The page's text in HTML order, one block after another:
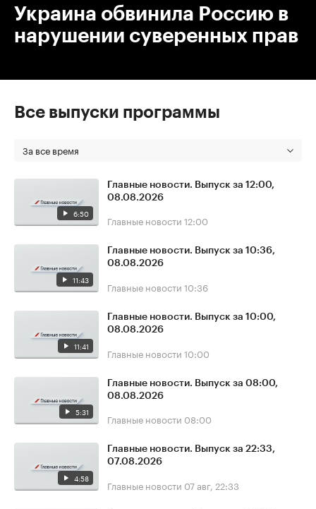
Украина обвинила Россию в
нарушении суверенных прав
Все выпуски программы
За все время
6:50
Главные новости. Выпуск за 12:00,
08.08.2026
Главные новости 12:00
11:43
Главные новости. Выпуск за 10:36,
08.08.2026
Главные новости 10:36
11:41
Главные новости. Выпуск за 10:00,
08.08.2026
Главные новости 10:00
5:31
Главные новости. Выпуск за 08:00,
08.08.2026
Главные новости 08:00
4:58
Главные новости. Выпуск за 22:33,
07.08.2026
Главные новости 07 авг, 22:33